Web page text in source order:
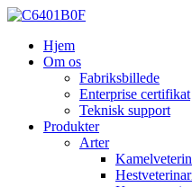
Hjem
Om os
Fabriksbillede
Enterprise certifikat
Teknisk support
Produkter
Arter